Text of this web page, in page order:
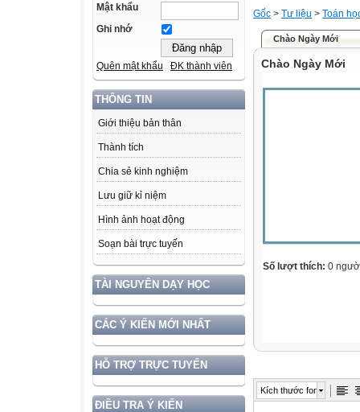
Mật khẩu
Ghi nhớ
Quên mật khẩu ĐK thành viên
THÔNG TIN
Giới thiệu bản thân
Thành tích
Chia sẻ kinh nghiệm
Lưu giữ kỉ niệm
Hình ảnh hoạt động
Soạn bài trực tuyến
TÀI NGUYÊN DẠY HỌC
CÁC Ý KIẾN MỚI NHẤT
HỖ TRỢ TRỰC TUYẾN
ĐIỀU TRA Ý KIẾN
Gốc > Tư liệu > Toán
Chào Ngày Mới
Chào Ngày Mới
Số lượt thích: 0
Kích thước font